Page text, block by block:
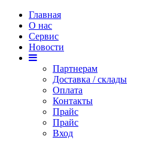
Главная
О нас
Сервис
Новости
Партнерам
Доставка / склады
Оплата
Контакты
Прайс
Прaйс
Вход